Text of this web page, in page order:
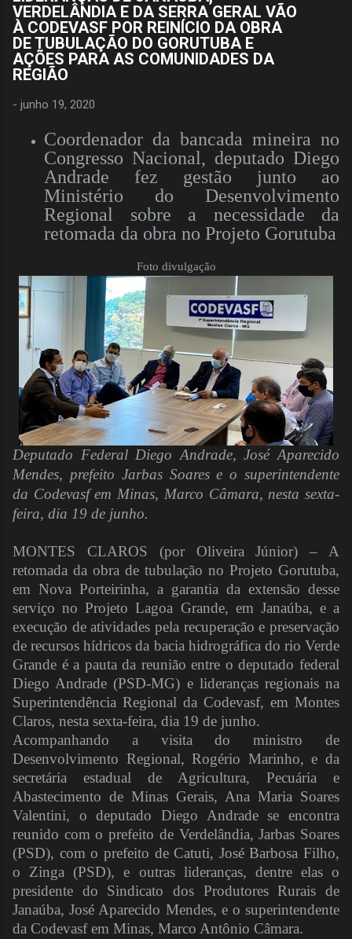
VERDELÂNDIA E DA SERRA GERAL VÃO
À CODEVASF POR REINÍCIO DA OBRA
DE TUBULAÇÃO DO GORUTUBA E
AÇÕES PARA AS COMUNIDADES DA
REGIÃO
- junho 19, 2020
Coordenador da bancada mineira no
Congresso Nacional, deputado Diego
Andrade fez gestão junto ao
Ministério do Desenvolvimento
Regional sobre a necessidade da
retomada da obra no Projeto Gorutuba
Foto divulgação
Deputado Federal Diego Andrade, José Aparecido
Mendes, prefeito Jarbas Soares e o superintendente
da Codevasf em Minas, Marco Câmara, nesta sexta-
feira, dia 19 de junho.
MONTES CLAROS (por Oliveira Júnior) – A
retomada da obra de tubulação no Projeto Gorutuba,
em Nova Porteirinha, a garantia da extensão desse
serviço no Projeto Lagoa Grande, em Janaúba, e a
execução de atividades pela recuperação e preservação
de recursos hídricos da bacia hidrográfica do rio Verde
Grande é a pauta da reunião entre o deputado federal
Diego Andrade (PSD-MG) e lideranças regionais na
Superintendência Regional da Codevasf, em Montes
Claros, nesta sexta-feira, dia 19 de junho.
Acompanhando a visita do ministro de
Desenvolvimento Regional, Rogério Marinho, e da
secretária estadual de Agricultura, Pecuária e
Abastecimento de Minas Gerais, Ana Maria Soares
Valentini, o deputado Diego Andrade se encontra
reunido com o prefeito de Verdelândia, Jarbas Soares
(PSD), com o prefeito de Catuti, José Barbosa Filho,
o Zinga (PSD), e outras lideranças, dentre elas o
presidente do Sindicato dos Produtores Rurais de
Janaúba, José Aparecido Mendes, e o superintendente
da Codevasf em Minas, Marco Antônio Câmara.